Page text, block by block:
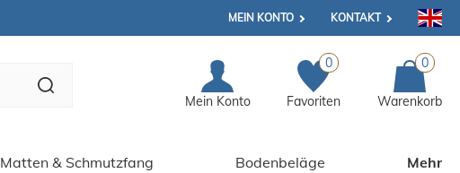
MEIN KONTO KONTAKT
Mein Konto
0
Favoriten
0
Warenkorb
Matten & Schmutzfang Bodenbeläge Mehr